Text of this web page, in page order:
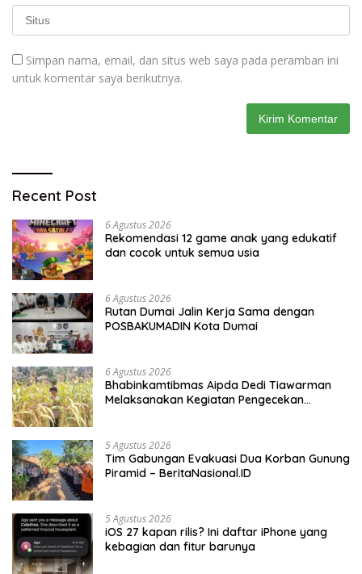
Simpan nama, email, dan situs web saya pada peramban ini
untuk komentar saya berikutnya.
Recent Post
6 Agustus 2026
Rekomendasi 12 game anak yang edukatif
dan cocok untuk semua usia
6 Agustus 2026
Rutan Dumai Jalin Kerja Sama dengan
POSBAKUMADIN Kota Dumai
6 Agustus 2026
Bhabinkamtibmas Aipda Dedi Tiawarman
Melaksanakan Kegiatan Pengecekan
5 Agustus 2026
Tim Gabungan Evakuasi Dua Korban Gunung
Piramid – BeritaNasional.ID
5 Agustus 2026
iOS 27 kapan rilis? Ini daftar iPhone yang
kebagian dan fitur barunya